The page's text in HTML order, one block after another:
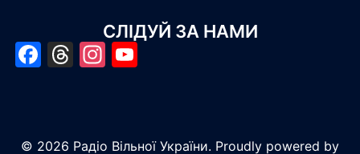
СЛІДУЙ ЗА НАМИ
Facebook
Threads
Instagram
© 2026 Радіо Вільної України. Proudly powered by